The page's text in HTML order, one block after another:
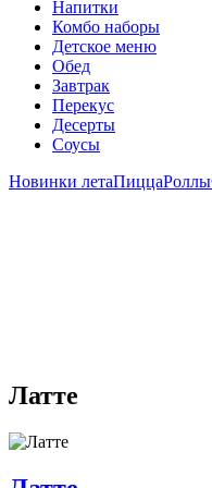
Напитки
Комбо наборы
Детское меню
Обед
Завтрак
Перекус
Десерты
Соусы
Новинки летаПиццаРоллы
Латте